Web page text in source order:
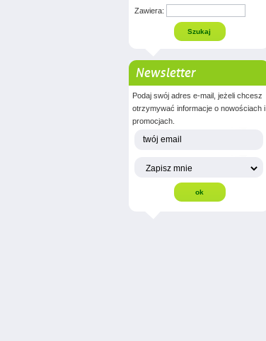
Zawiera:
Newsletter
Podaj swój adres e-mail, jeżeli chcesz
otrzymywać informacje o nowościach i
promocjach.